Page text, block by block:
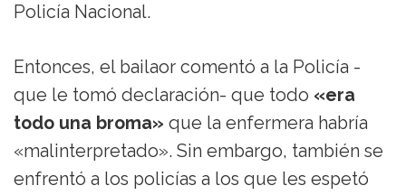
Policía Nacional.
Entonces, el bailaor comentó a la Policía -
que le tomó declaración- que todo «era
todo una broma» que la enfermera habría
«malinterpretado». Sin embargo, también se
enfrentó a los policías a los que les espetó